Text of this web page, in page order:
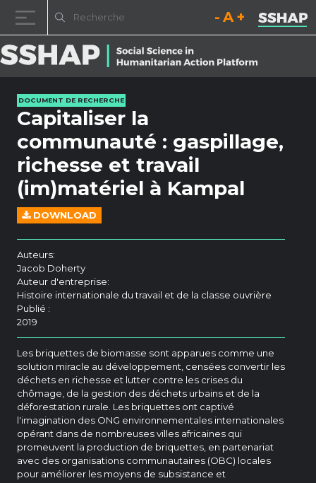
Diminuez la taille de la
Réinitialisez la
DOCUMENT DE RECHERCHE
Capitaliser la
communauté : gaspillage,
richesse et travail
(im)matériel à Kampal
DOWNLOAD
Auteurs:
Jacob Doherty
Auteur d'entreprise:
Histoire internationale du travail et de la classe ouvrière
Publié :
2019
Les briquettes de biomasse sont apparues comme une
solution miracle au développement, censées convertir les
déchets en richesse et lutter contre les crises du
chômage, de la gestion des déchets urbains et de la
déforestation rurale. Les briquettes ont captivé
l'imagination des ONG environnementales internationales
opérant dans de nombreuses villes africaines qui
promeuvent la production de briquettes, en partenariat
avec des organisations communautaires (OBC) locales
pour améliorer les moyens de subsistance et